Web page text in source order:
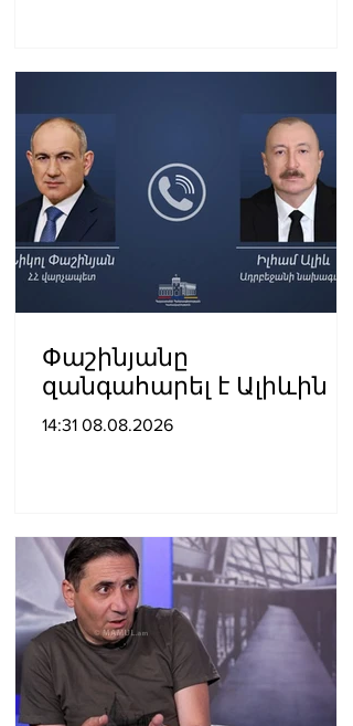
Փաշինյանը
զանգահարել է Ալիևին
14:31 08.08.2026